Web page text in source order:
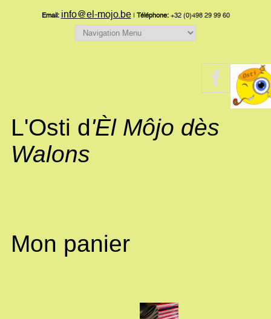
Email: info@el-mojo.be| Téléphone:+32 (0)498 29 99 60
L'Osti d'Èl Môjo dès
Walons
Mon panier